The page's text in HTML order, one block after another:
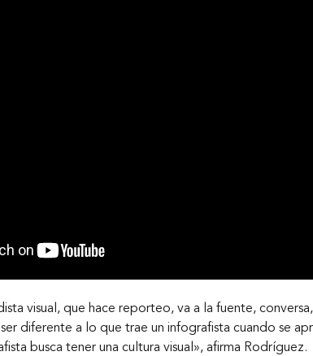
visual, que hace reporteo, va a la fuente,
diferente a lo que trae un infografista cuando se
busca tener una cultura visual», afirma Rodríguez.